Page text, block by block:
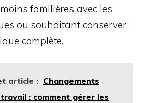
familières avec les
ou souhaitant conserver
complète.
article : Changements
: comment gérer les